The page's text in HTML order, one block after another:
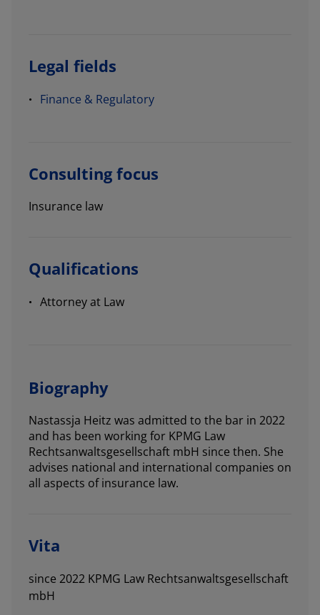
Legal fields
Finance & Regulatory
Consulting focus
Insurance law
Qualifications
Attorney at Law
Biography
Nastassja Heitz was admitted to the bar in 2022
and has been working for KPMG Law
Rechtsanwaltsgesellschaft mbH since then. She
advises national and international companies on
all aspects of insurance law.
Vita
since 2022 KPMG Law Rechtsanwaltsgesellschaft
mbH